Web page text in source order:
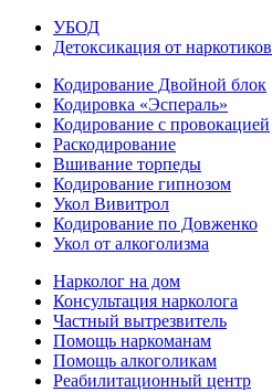
УБОД
Детоксикация от наркотиков
Кодирование Двойной блок
Кодировка «Эспераль»
Кодирование с провокацией
Раскодирование
Вшивание торпеды
Кодирование гипнозом
Укол Вивитрол
Кодирование по Довженко
Укол от алкоголизма
Нарколог на дом
Консультация нарколога
Частный вытрезвитель
Помощь наркоманам
Помощь алкоголикам
Реабилитационный центр